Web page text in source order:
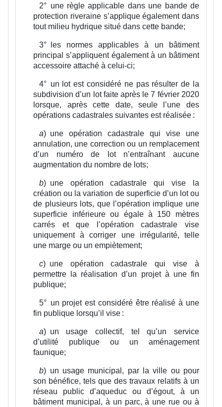
2° une règle applicable dans une bande de
protection riveraine s’applique également dans
tout milieu hydrique situé dans cette bande;
3°
les normes applicables à un bâtiment
principal s’appliquent également à un bâtiment
accessoire attaché à celui-ci;
4° un lot est considéré ne pas résulter de la
subdivision d’un lot faite après le 7 février 2020
lorsque, après cette date, seule l’une des
opérations cadastrales suivantes est réalisée :
a) une opération cadastrale qui vise une
annulation, une correction ou un remplacement
d’un numéro de lot n’entraînant aucune
augmentation du nombre de lots;
b) une opération cadastrale qui vise la
création ou la variation de superficie d’un lot ou
de plusieurs lots, que l’opération implique une
superficie inférieure ou égale à 150 mètres
carrés et que l’opération cadastrale vise
uniquement à corriger une irrégularité, telle
une marge ou un empiètement;
c) une opération cadastrale qui vise à
permettre la réalisation d’un projet à une fin
publique;
5° un projet est considéré être réalisé à une
fin publique lorsqu’il vise :
a) un usage collectif, tel qu’un service
d’utilité publique ou un aménagement
faunique;
b) un usage municipal, par la ville ou pour
son bénéfice, tels que des travaux relatifs à un
réseau public d’aqueduc ou d’égout, à un
bâtiment municipal, à un parc, à une rue ou à